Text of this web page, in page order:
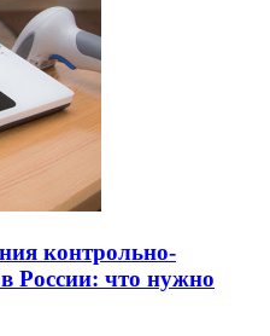
контрольно-
России: что нужно